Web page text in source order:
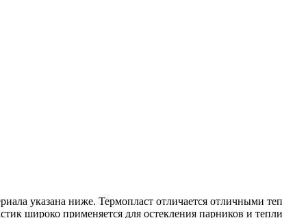
указана ниже. Термопласт отличается отличными
широко применяется для остекления парников и